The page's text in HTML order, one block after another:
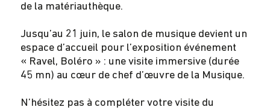
de la matériauthèque.
Jusqu’au 21 juin, le salon de musique devient un
espace d’accueil pour l’exposition événement
« Ravel, Boléro » : une visite immersive (durée
45 mn) au cœur de chef d’œuvre de la Musique.
N’hésitez pas à compléter votre visite du